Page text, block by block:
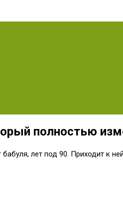
полностью
лет под 90. Приходит к